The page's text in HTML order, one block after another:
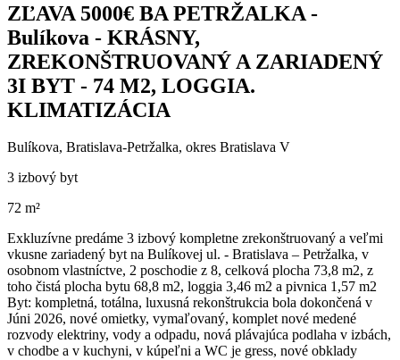
ZĽAVA 5000€ BA PETRŽALKA -
Bulíkova - KRÁSNY,
ZREKONŠTRUOVANÝ A ZARIADENÝ
3I BYT - 74 M2, LOGGIA.
KLIMATIZÁCIA
Bulíkova, Bratislava-Petržalka, okres Bratislava V
3 izbový byt
72 m²
Exkluzívne predáme 3 izbový kompletne zrekonštruovaný a veľmi
vkusne zariadený byt na Bulíkovej ul. - Bratislava – Petržalka, v
osobnom vlastníctve, 2 poschodie z 8, celková plocha 73,8 m2, z
toho čistá plocha bytu 68,8 m2, loggia 3,46 m2 a pivnica 1,57 m2
Byt: kompletná, totálna, luxusná rekonštrukcia bola dokončená v
Júni 2026, nové omietky, vymaľovaný, komplet nové medené
rozvody elektriny, vody a odpadu, nová plávajúca podlaha v izbách,
v chodbe a v kuchyni, v kúpeľni a WC je gress, nové obklady